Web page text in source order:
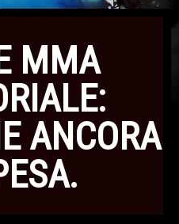
MMA
ANCORA